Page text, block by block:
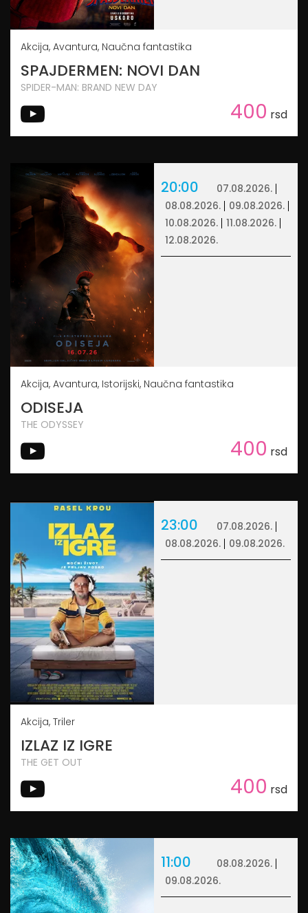
Akcija, Avantura, Naučna fantastika
SPAJDERMEN: NOVI DAN
SPIDER-MAN: BRAND NEW DAY
400 rsd
20:00
07.08.2026.
08.08.2026.
09.08.2026.
10.08.2026.
11.08.2026.
12.08.2026.
Akcija, Avantura, Istorijski, Naučna fantastika
ODISEJA
THE ODYSSEY
400 rsd
23:00
07.08.2026.
08.08.2026.
09.08.2026.
Akcija, Triler
IZLAZ IZ IGRE
THE GET OUT
400 rsd
11:00
08.08.2026.
09.08.2026.